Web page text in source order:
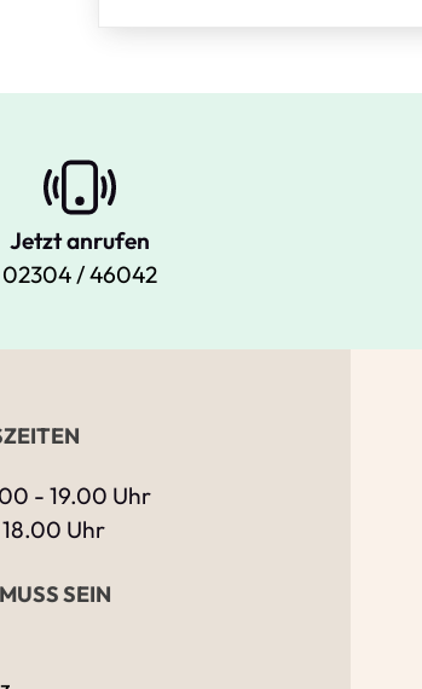
Jetzt anrufen
02304 / 46042
- 19.00 Uhr
Uhr
SEIN